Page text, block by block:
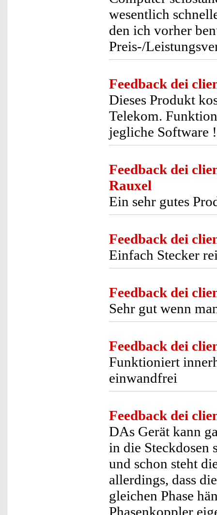
wesentlich
den ich vorher
Preis-/
Feedback dei
Dieses Produkt
Telekom.
jegliche Software
Feedback dei
Rauxel
Ein sehr gutes
Feedback dei
Einfach Stecker
Feedback dei
Sehr gut wenn
Feedback dei
Funktioniert
einwandfrei
Feedback dei
DAs Gerät kann
in die Steckdosen
und schon steht
allerdings, dass
gleichen Phase
Phasenkoppler